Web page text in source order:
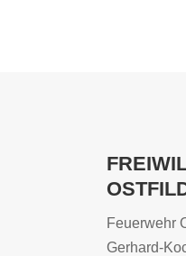
Feuerwehr
Gerhard-